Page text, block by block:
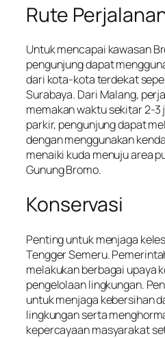
Rute
Untuk mencapai kawasan
pengunjung dapat
dari kota-kota terdekat
Surabaya. Dari Malang,
memakan waktu sekitar 2-3
parkir, pengunjung dapat
dengan menggunakan
menaiki kuda menuju area
Gunung Bromo.
Konservasi
Penting untuk menjaga
Tengger Semeru.
melakukan berbagai upaya
pengelolaan lingkungan.
untuk menjaga kebersihan
lingkungan serta
kepercayaan masyarakat